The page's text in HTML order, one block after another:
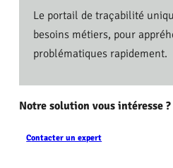
Le portail de traçabilité
besoins métiers, pour
problématiques rapidement.
Notre solution vous intéresse ?
Contacter un expert